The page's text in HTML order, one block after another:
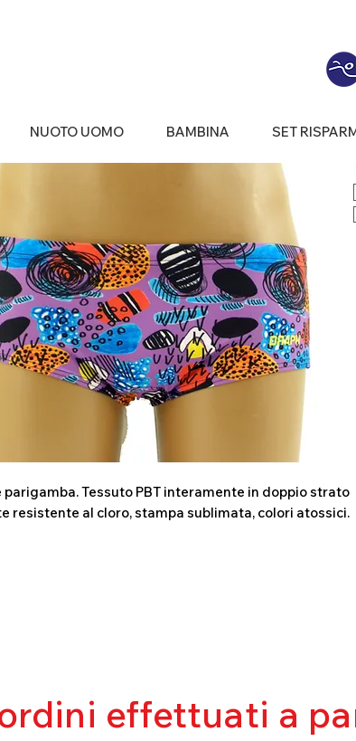
NUOTO UOMO BAMBINA SET
parigamba. Tessuto PBT interamente in doppio strato
resistente al cloro, stampa sublimata, colori atossici.
effettuati a